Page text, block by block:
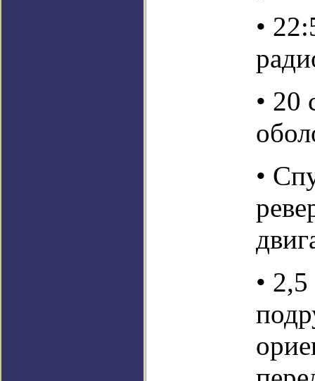
•
• 20
•
•